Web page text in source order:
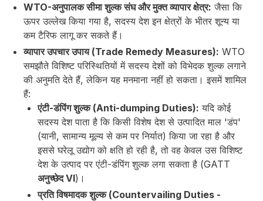
WTO-अनुपालक सीमा शुल्क संघ और मुक्त व्यापार क्षेत्र: जैसा कि
ऊपर उल्लेख किया गया है, सदस्य देश इन क्षेत्रों के भीतर शून्य या
कम टैरिफ लागू कर सकते हैं।
व्यापार उपचार उपाय (Trade Remedy Measures): WTO
समझौते विशिष्ट परिस्थितियों में सदस्य देशों को विभेदक शुल्क लगाने
की अनुमति देते हैं, लेकिन यह मनमाना नहीं हो सकता। इसमें शामिल
हैं:
एंटी-डंपिंग शुल्क (Anti-dumping Duties): यदि कोई
सदस्य देश पाता है कि किसी विशेष देश से उत्पादित माल 'डंप'
(यानी, सामान्य मूल्य से कम पर निर्यात) किया जा रहा है और
इससे घरेलू उद्योग को क्षति हो रही है, तो वह केवल उस विशिष्ट
देश के उत्पाद पर एंटी-डंपिंग शुल्क लगा सकता है (GATT
अनुच्छेद VI)।
प्रति विषमादक शुल्क (Countervailing Duties -